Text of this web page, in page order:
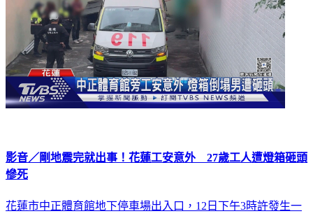
影音／剛地震完就出事！花蓮工安意外 27歲工人遭燈箱砸頭